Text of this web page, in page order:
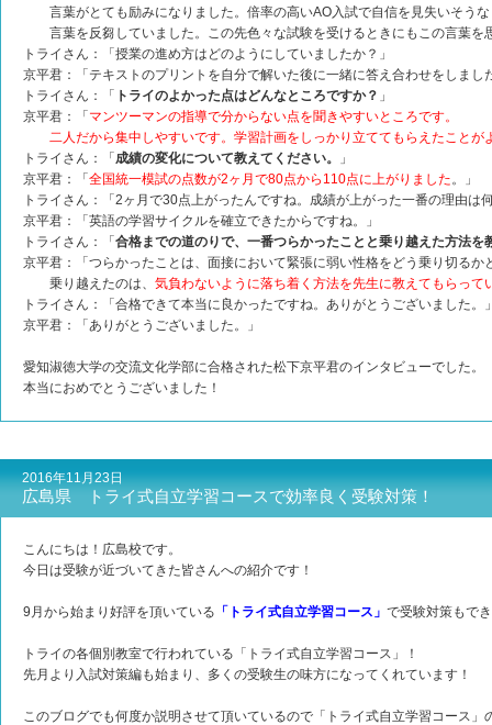
言葉がとても励みになりました。倍率の高いAO入試で自信を見失いそうな
言葉を反芻していました。この先色々な試験を受けるときにもこの言葉を
トライさん：「授業の進め方はどのようにしていましたか？」
京平君：「テキストのプリントを自分で解いた後に一緒に答え合わせをしまし
トライさん：「
トライのよかった点はどんなところですか？ 」
京平君：「 マンツーマンの指導で分からない点を聞きやすいところです。
二人だから集中しやすいです。学習計画をしっかり立ててもらえたことが
トライさん：「 成績の変化について教えてください。
」
京平君：「 全国統一模試の点数が2ヶ月で80点から110点に上がりました。」
トライさん：「2ヶ月で30点上がったんですね。成績が上がった一番の理由は
京平君：「英語の学習サイクルを確立できたからですね。」
トライさん：「 合格までの道のりで、一番つらかったことと乗り越えた方法を
京平君：「つらかったことは、面接において緊張に弱い性格をどう乗り切るか
乗り越えたのは、 気負わないように落ち着く方法を先生に教えてもらって
トライさん：「合格できて本当に良かったですね。ありがとうございました。
京平君：「ありがとうございました。」
愛知淑徳大学の交流文化学部に合格された松下京平君のインタビューでした。
本当におめでとうございました！
2016年11月23日
広島県 トライ式自立学習コースで効率良く受験対策！
こんにちは！広島校です。
今日は受験が近づいてきた皆さんへの紹介です！
9月から始まり好評を頂いている 「トライ式自立学習コース」 で受験対策もで
トライの各個別教室で行われている「トライ式自立学習コース」！
先月より入試対策編も始まり、多くの受験生の味方になってくれています！
このブログでも何度か説明させて頂いているので「トライ式自立学習コース」